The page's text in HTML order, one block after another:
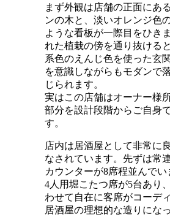
まず外観は店舗の正面にあ
ンの木と、淡いオレンジ色
ような看板が一際目をひき
れた植栽の傍を通り抜ける
系色のえんじ色を使った玄
を意識しながらもモダンで
じられます。
実はこの店舗はオーナー様
部分を設計段階からご自身
す。
店内は居酒屋として非常に
なされています。先ずは常
カウンターが8席程並んでい
4人用堀こたつ席が5台あり
わせて自在に客席がコーデ
居酒屋の理想的な造りにな